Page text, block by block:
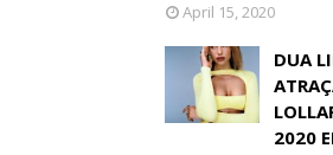
April 15, 2020
DUA
2020